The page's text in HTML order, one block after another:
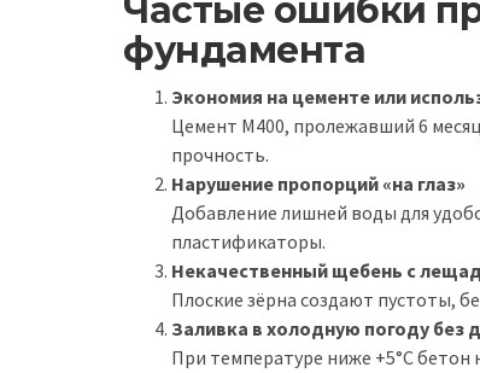
Частые ошибки
фундамента
Экономия на цементе или
Цемент М400, пролежавший 6
прочность.
Нарушение пропорций «на глаз»
Добавление лишней воды для
пластификаторы.
Некачественный щебень с
Плоские зёрна создают пустоты,
Заливка в холодную погоду без
При температуре ниже +5°С